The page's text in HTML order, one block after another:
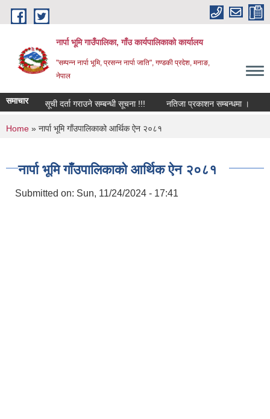
Skip to main content
नार्पा भूमि गाउँपालिका, गाँउ कार्यपालिकाको कार्यालय
"सम्पन्न नार्पा भूमि, प्रसन्न नार्पा जाति", गण्डकी प्रदेश, मनाङ,
नेपाल
समाचार सूची दर्ता गराउने सम्बन्धी सूचना !!! नतिजा प्रकाशन सम्बन्धमा ।
You are here
Home » नार्पा भूमि गाँउपालिकाको आर्थिक ऐन २०८१
नार्पा भूमि गाँउपालिकाको आर्थिक ऐन २०८१
Submitted on: Sun, 11/24/2024 - 17:41